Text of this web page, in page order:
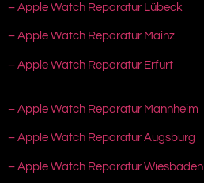
– Apple Watch Reparatur Lübeck
– Apple Watch Reparatur Mainz
– Apple Watch Reparatur Erfurt
– Apple Watch Reparatur Mannheim
– Apple Watch Reparatur Augsburg
– Apple Watch Reparatur Wiesbaden